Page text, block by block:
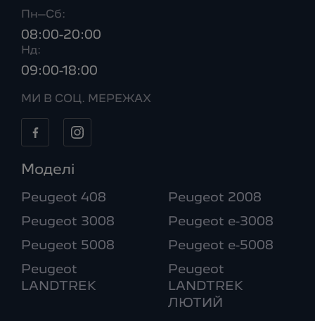
Пн–Сб:
08:00-20:00
Нд:
09:00-18:00
МИ В СОЦ. МЕРЕЖАХ
Моделі
Peugeot 408 Peugeot 2008
Peugeot 3008 Peugeot e-3008
Peugeot 5008 Peugeot e-5008
Peugeot
LANDTREK
Peugeot
LANDTREK
ЛЮТИЙ